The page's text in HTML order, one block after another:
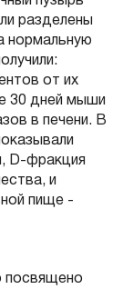
разделены
нормальную
от их
30 дней мыши
в печени. В
D-фракция
и
пище -
посвящено